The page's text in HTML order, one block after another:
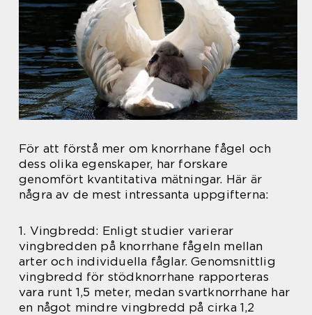
För att förstå mer om knorrhane fågel och
dess olika egenskaper, har forskare
genomfört kvantitativa mätningar. Här är
några av de mest intressanta uppgifterna:
1. Vingbredd: Enligt studier varierar
vingbredden på knorrhane fågeln mellan
arter och individuella fåglar. Genomsnittlig
vingbredd för stödknorrhane rapporteras
vara runt 1,5 meter, medan svartknorrhane har
en något mindre vingbredd på cirka 1,2